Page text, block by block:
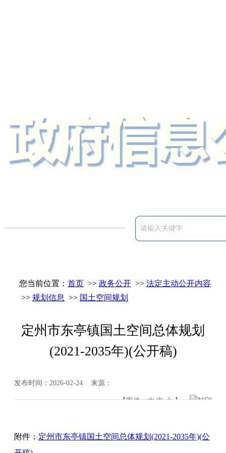
您当前位置： 首页 >> 政务公开 >> 法定主动公开内容
>> 规划信息 >> 国土空间规划
定州市东亭镇国土空间总体规划
(2021-2035年)(公开稿)
发布时间：2026-02-24 来源：
【字体：大 中 小】 打印
附件： 定州市东亭镇国土空间总体规划(2021-2035年)(公